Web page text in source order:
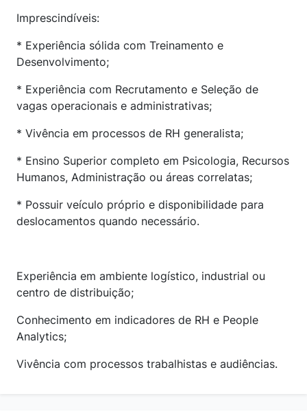
Imprescindíveis:
* Experiência sólida com Treinamento e
Desenvolvimento;
* Experiência com Recrutamento e Seleção de
vagas operacionais e administrativas;
* Vivência em processos de RH generalista;
* Ensino Superior completo em Psicologia, Recursos
Humanos, Administração ou áreas correlatas;
* Possuir veículo próprio e disponibilidade para
deslocamentos quando necessário.
Experiência em ambiente logístico, industrial ou
centro de distribuição;
Conhecimento em indicadores de RH e People
Analytics;
Vivência com processos trabalhistas e audiências.